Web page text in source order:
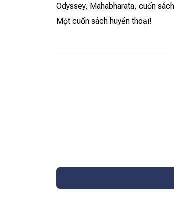
Odyssey, Mahabharata, cuốn
Một cuốn sách huyền thoại!